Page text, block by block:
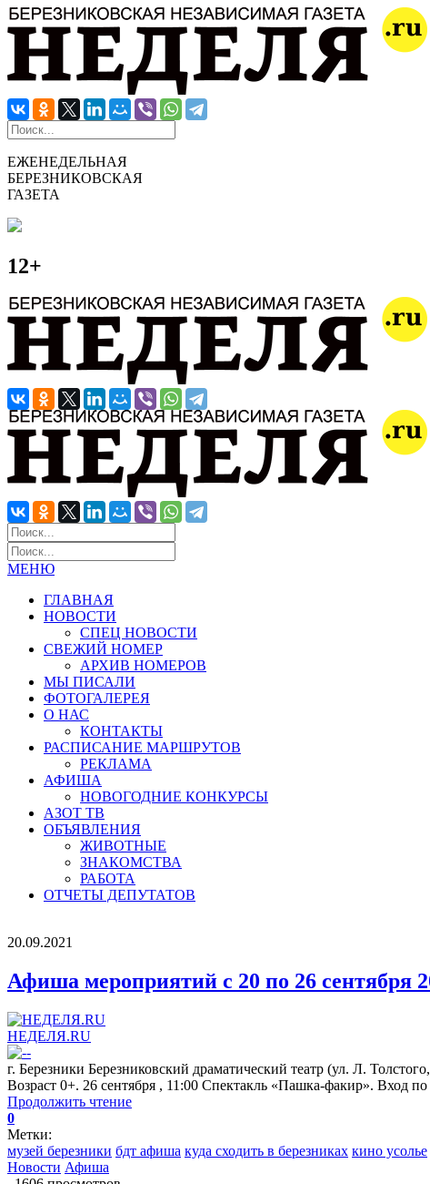
ЕЖЕНЕДЕЛЬНАЯ
БЕРЕЗНИКОВСКАЯ
ГАЗЕТА
12+
МЕНЮ
ГЛАВНАЯ
НОВОСТИ
СПЕЦ НОВОСТИ
СВЕЖИЙ НОМЕР
АРХИВ НОМЕРОВ
МЫ ПИСАЛИ
ФОТОГАЛЕРЕЯ
О НАС
КОНТАКТЫ
РАСПИСАНИЕ МАРШРУТОВ
РЕКЛАМА
АФИША
НОВОГОДНИЕ КОНКУРСЫ
АЗОТ ТВ
ОБЪЯВЛЕНИЯ
ЖИВОТНЫЕ
ЗНАКОМСТВА
РАБОТА
ОТЧЕТЫ ДЕПУТАТОВ
20.09.2021
Афиша мероприятий с 20 по 26 сентября
НЕДЕЛЯ.RU
г. Березники Березниковский драматический театр (ул. Л.
Возраст 0+. 26 сентября , 11:00 Спектакль «Пашка-факир». Вход
Продолжить чтение
0
Метки:
музей березники бдт афиша куда сходить в березниках кино усолье
Новости Афиша